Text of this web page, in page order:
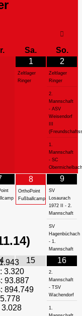
Sa.
So.
1
Zeltlager
Ringer
2
Zeltlager
Ringer
2.
Mannschaft
- ASV
Weisendorf
1.
Mannschaft
- SC
Obermichelbach
8
OrthoPoint
Fußballcamp
9
SV
Losaurach
1972 II - 2.
Mannschaft
SV
Hagenbüchach
- 1.
Mannschaft
15 16
2.
Mannschaft
- TSV
Wachendorf
1.
3.320
93.887
894.749
3.028